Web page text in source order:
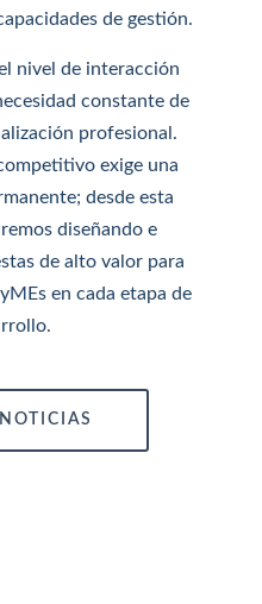
de gestión.
nivel de interacción
constante de
profesional.
exige una
desde esta
diseñando e
de alto valor para
en cada etapa de